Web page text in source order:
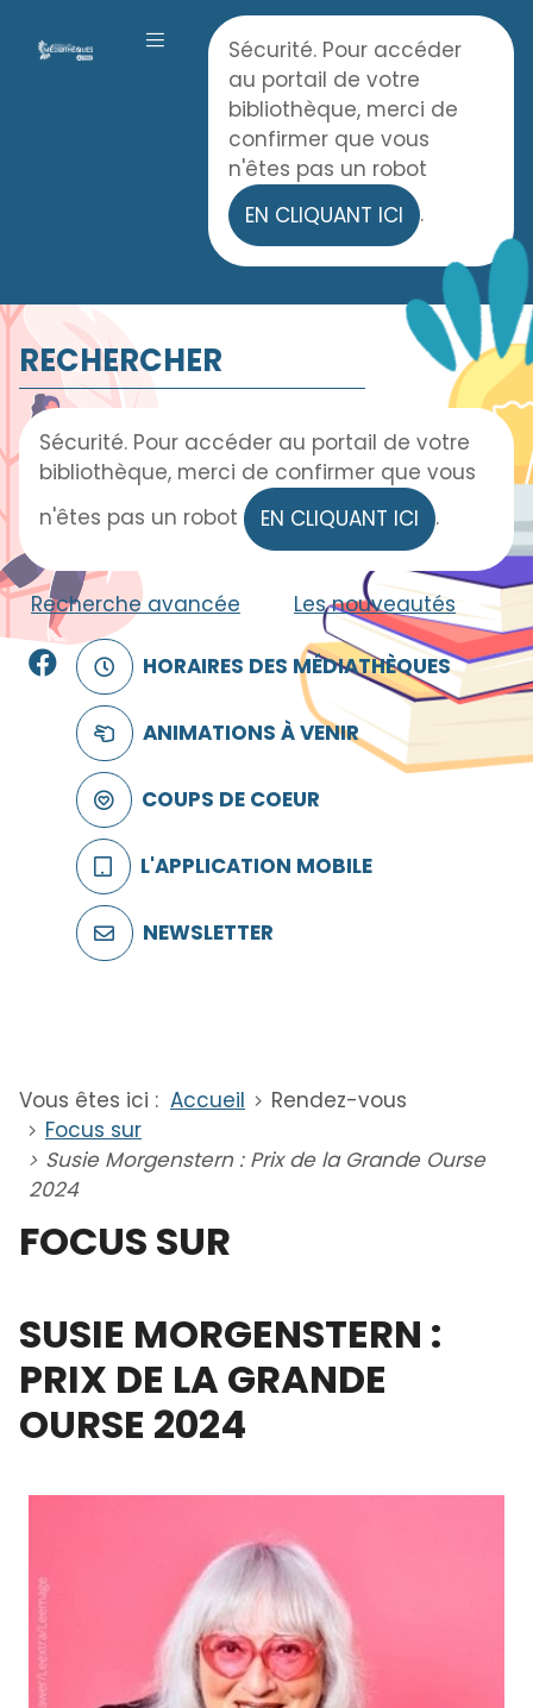
Accueil
OUVRIR LE MENU
Sécurité. Pour accéder
au portail de votre
bibliothèque, merci de
confirmer que vous
n'êtes pas un robot
EN CLIQUANT ICI
.
FacebookHORAIRES DES MÉDIATHÈQUES
ANIMATIONS À VENIR
COUPS DE COEUR
L'APPLICATION MOBILE
NEWSLETTER
RECHERCHER
Sécurité. Pour accéder au portail de votre
bibliothèque, merci de confirmer que vous
n'êtes pas un robot
EN CLIQUANT ICI .
Recherche avancée Les nouveautés
Vous êtes ici : Accueil
Rendez-vous
Focus sur
Susie Morgenstern : Prix de la Grande Ourse
2024
FOCUS SUR
SUSIE MORGENSTERN :
PRIX DE LA GRANDE
OURSE 2024
Panneau de gestion des cookies